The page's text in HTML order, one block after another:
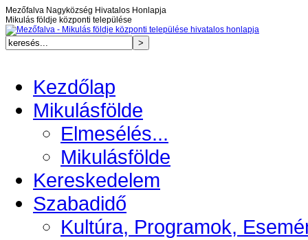
Mezőfalva Nagyközség Hivatalos Honlapja
Mikulás földje központi települése
Kezdőlap
Mikulásfölde
Elmesélés...
Mikulásfölde
Kereskedelem
Szabadidő
Kultúra, Programok,